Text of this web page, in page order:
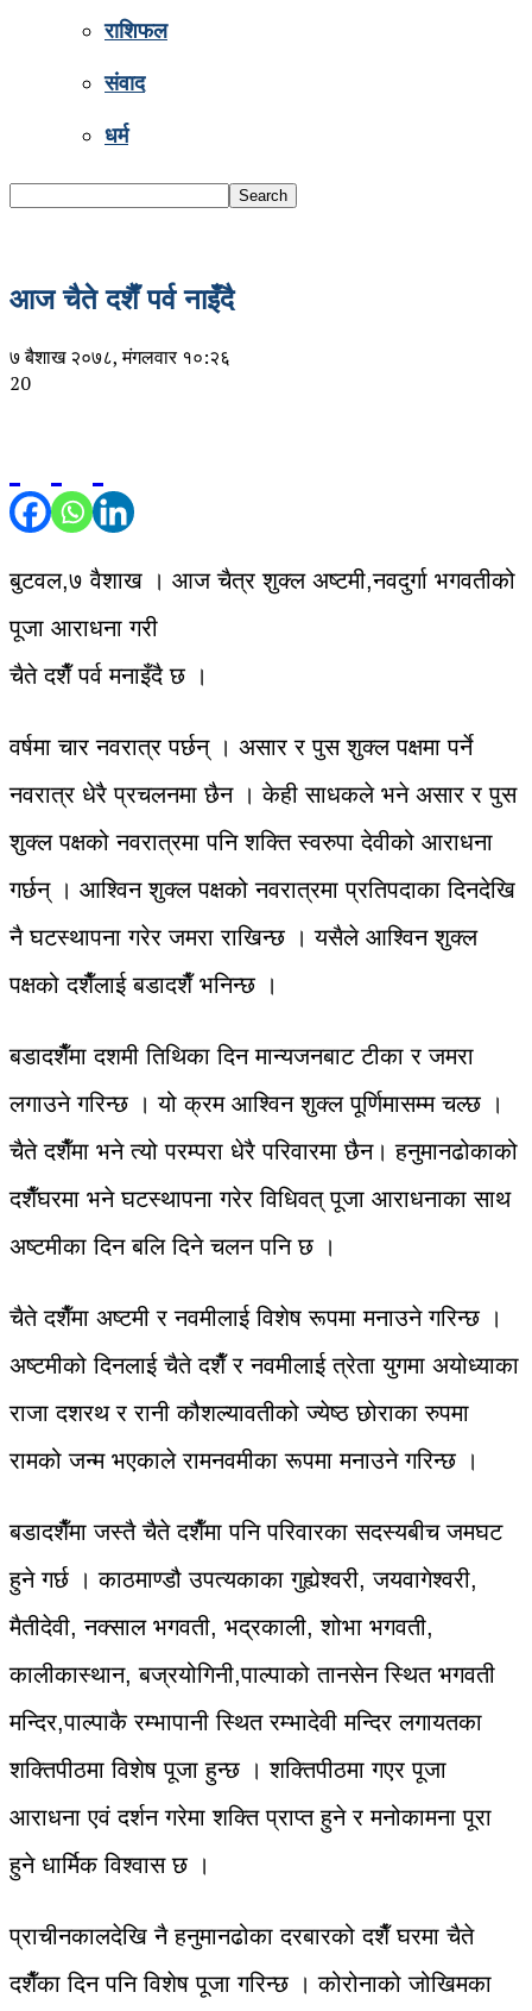
राशिफल
संवाद
धर्म
आज चैते दशैँ पर्व नाइँदै
७ बैशाख २०७८, मंगलवार १०:२६
20
बुटवल,७ वैशाख । आज चैत्र शुक्ल अष्टमी,नवदुर्गा भगवतीको
पूजा आराधना गरी
चैते दशैँ पर्व मनाइँदै छ ।
वर्षमा चार नवरात्र पर्छन् । असार र पुस शुक्ल पक्षमा पर्ने
नवरात्र धेरै प्रचलनमा छैन । केही साधकले भने असार र पुस
शुक्ल पक्षको नवरात्रमा पनि शक्ति स्वरुपा देवीको आराधना
गर्छन् । आश्विन शुक्ल पक्षको नवरात्रमा प्रतिपदाका दिनदेखि
नै घटस्थापना गरेर जमरा राखिन्छ । यसैले आश्विन शुक्ल
पक्षको दशैँलाई बडादशैँ भनिन्छ ।
बडादशैँमा दशमी तिथिका दिन मान्यजनबाट टीका र जमरा
लगाउने गरिन्छ । यो क्रम आश्विन शुक्ल पूर्णिमासम्म चल्छ ।
चैते दशैँमा भने त्यो परम्परा धेरै परिवारमा छैन। हनुमानढोकाको
दशैँघरमा भने घटस्थापना गरेर विधिवत् पूजा आराधनाका साथ
अष्टमीका दिन बलि दिने चलन पनि छ ।
चैते दशैँमा अष्टमी र नवमीलाई विशेष रूपमा मनाउने गरिन्छ ।
अष्टमीको दिनलाई चैते दशैँ र नवमीलाई त्रेता युगमा अयोध्याका
राजा दशरथ र रानी कौशल्यावतीको ज्येष्ठ छोराका रुपमा
रामको जन्म भएकाले रामनवमीका रूपमा मनाउने गरिन्छ ।
बडादशैँमा जस्तै चैते दशैँमा पनि परिवारका सदस्यबीच जमघट
हुने गर्छ । काठमाण्डौ उपत्यकाका गुह्येश्वरी, जयवागेश्वरी,
मैतीदेवी, नक्साल भगवती, भद्रकाली, शोभा भगवती,
कालीकास्थान, बज्रयोगिनी,पाल्पाको तानसेन स्थित भगवती
मन्दिर,पाल्पाकै रम्भापानी स्थित रम्भादेवी मन्दिर लगायतका
शक्तिपीठमा विशेष पूजा हुन्छ । शक्तिपीठमा गएर पूजा
आराधना एवं दर्शन गरेमा शक्ति प्राप्त हुने र मनोकामना पूरा
हुने धार्मिक विश्वास छ ।
प्राचीनकालदेखि नै हनुमानढोका दरबारको दशैँ घरमा चैते
दशैँका दिन पनि विशेष पूजा गरिन्छ । कोरोनाको जोखिमका